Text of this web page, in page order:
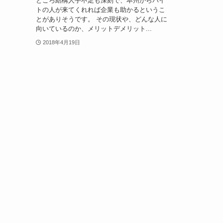
トの人が来てくれれば企業も助かるというこ
とがありそうです。 その現状や、どんな人に
向いているのか、メリットデメリット...
2018年4月19日